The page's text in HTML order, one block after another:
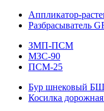
Аппликатор-
Разбрасыватель
ЗМП-ПСМ
МЗС-90
ПСМ-25
Бур шнековый
Косилка